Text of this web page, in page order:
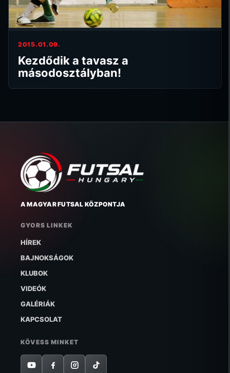
2015.01.09.
Kezdődik a tavasz a
másodosztályban!
A MAGYAR FUTSAL KÖZPONTJA
GYORS LINKEK
HÍREK
BAJNOKSÁGOK
KLUBOK
VIDEÓK
GALÉRIÁK
KAPCSOLAT
KÖVESS MINKET